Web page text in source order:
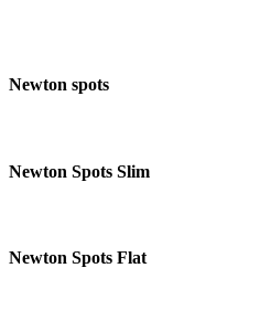
Newton spots
Newton Spots Slim
Newton Spots Flat